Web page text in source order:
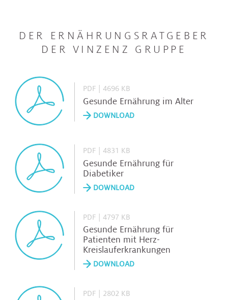
DER ERNÄHRUNGSRATGEBER
DER VINZENZ GRUPPE
PDF | 4696 KB
Gesunde Ernährung im Alter
DOWNLOAD
PDF | 4831 KB
Gesunde Ernährung für
Diabetiker
DOWNLOAD
PDF | 4797 KB
Gesunde Ernährung für
Patienten mit Herz-
Kreislauferkrankungen
DOWNLOAD
PDF | 2802 KB